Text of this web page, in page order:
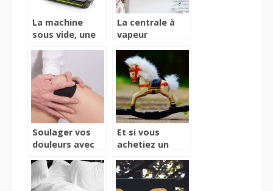
La machine
sous vide, une
machine de
conservation et
de protection
de vos aliments
La centrale à
vapeur
pour un parfait
repassage
Soulager vos
douleurs avec
Et si vous
achetiez un
pour votre
enfant ?